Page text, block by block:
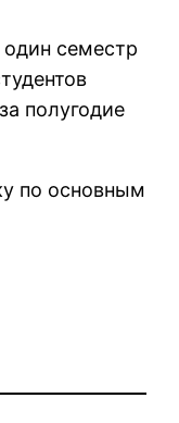
один семестр
полугодие
по основным